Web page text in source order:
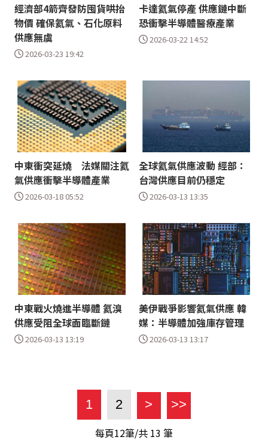
經濟部4箭齊發防囤貨哄抬
物價 確保氦氣、石化原料
供應無虞
2026-03-23 19:42
卡達氦氣停產 供應鏈中斷
恐衝擊半導體醫療產業
2026-03-22 14:52
中東衝突延燒 法媒關注氦
氣供應衝擊半導體產業
2026-03-18 05:52
全球氦氣供應波動 經部：
台灣供應目前仍穩定
2026-03-13 13:35
中東戰火燒進半導體 氦溴
供應受阻全球面臨斷鏈
2026-03-13 13:19
美伊戰爭影響氦氣供應 韓
媒：半導體加強庫存管理
2026-03-13 13:17
1 2 > >>
每頁12筆/共 13 筆